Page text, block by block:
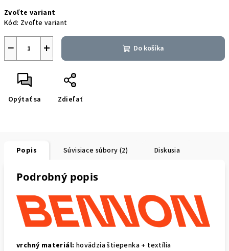
cena:
Zvoľte variant
Kód: Zvoľte variant
+
− Do košíka
Opýtať sa Zdieľať
Popis Súvisiace súbory (2) Diskusia
Podrobný popis
vrchný materiál: hovädzia štiepenka + textília